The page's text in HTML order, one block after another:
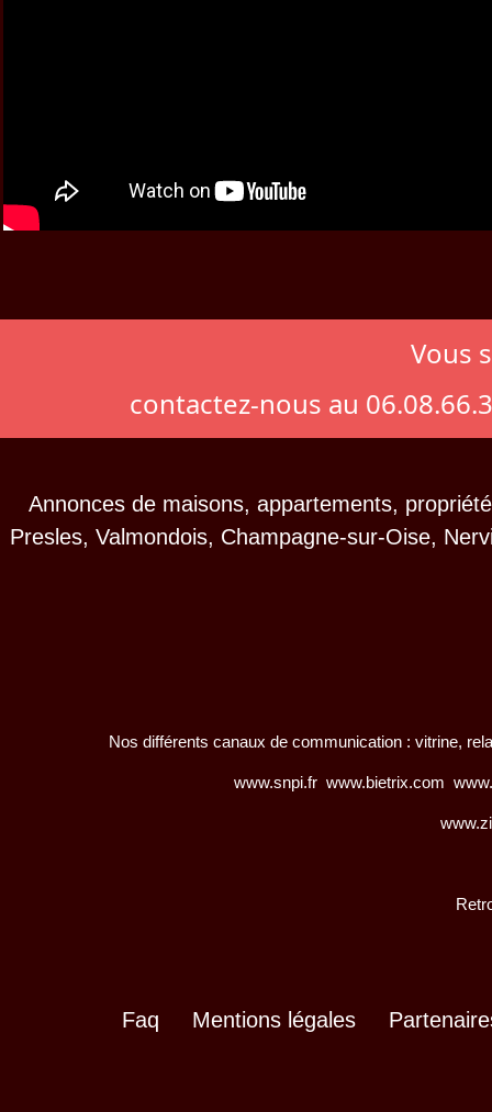
Vous
contactez-nous au
Annonces de maisons, appartements,
Presles, Valmondois, Champagne-sur-Oise,
Nos différents canaux de communication : vitrine,
www.snpi.fr www.bietrix.com
Faq Mentions légales